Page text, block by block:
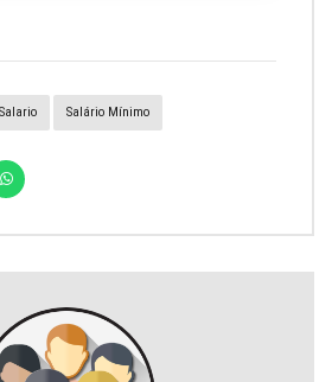
Salario Salário Mínimo